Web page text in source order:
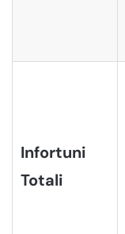
Infortuni
Totali